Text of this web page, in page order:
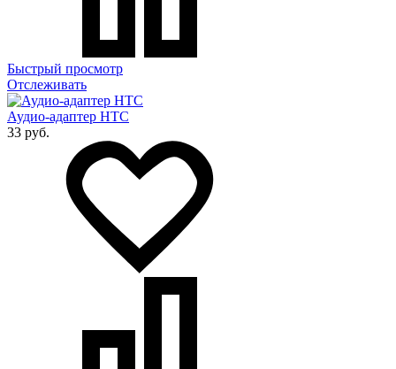
Быстрый просмотр
Отслеживать
Аудио-адаптер HTC
33 руб.